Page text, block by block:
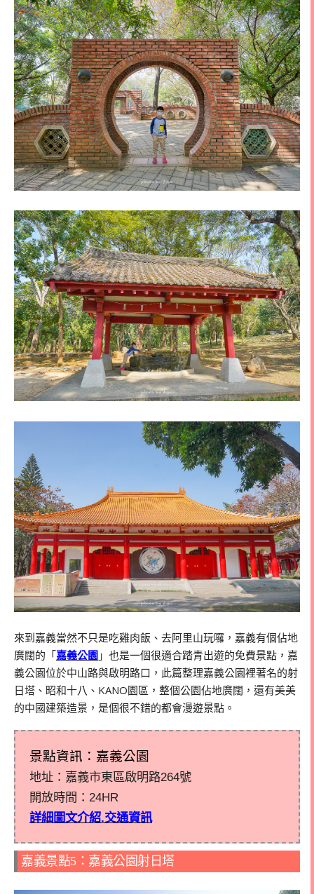
來到嘉義當然不只是吃雞肉飯、去阿里山玩囉，嘉義有個佔地
廣闊的「嘉義公園 」也是一個很適合踏青出遊的免費景點，嘉
義公園位於中山路與啟明路口，此篇整理嘉義公園裡著名的射
日塔、昭和十八、 KANO園區，整個公園佔地廣闊，還有美美
的中國建築造景，是個很不錯的都會漫遊景點。
景點資訊：嘉義公園
地址：嘉義市東區啟明路264號
開放時間：24HR
詳細圖文介紹.交通資訊
嘉義景點5：嘉義公園射日塔